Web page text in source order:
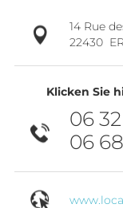
14 Rue
22430
Klicken Sie
06
06